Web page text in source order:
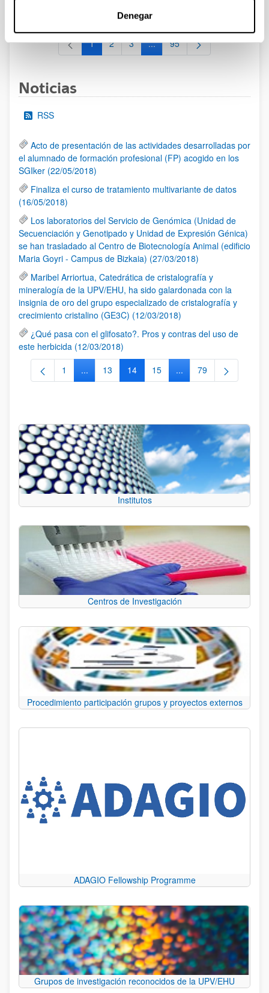
Denegar
Página
1 Página
2 Página
3 ...Páginas intermedias Use TAB
Página
95
Noticias
RSS
Acto de presentación de las actividades desarrolladas por
el alumnado de formación profesional (FP) acogido en los
SGIker (22/05/2018)
Finaliza el curso de tratamiento multivariante de datos
(16/05/2018)
Los laboratorios del Servicio de Genómica (Unidad de
Secuenciación y Genotipado y Unidad de Expresión Génica)
se han trasladado al Centro de Biotecnología Animal (edificio
Maria Goyri - Campus de Bizkaia) (27/03/2018)
Maribel Arriortua, Catedrática de cristalografía y
mineralogía de la UPV/EHU, ha sido galardonada con la
insignia de oro del grupo especializado de cristalografía y
crecimiento cristalino (GE3C) (12/03/2018)
¿Qué pasa con el glifosato?. Pros y contras del uso de
este herbicida (12/03/2018)
Página
1 ...Páginas intermedias Use TAB para desplazarse.
Página
13 Página
14 Página
15 ...Páginas intermedias
Página
79
Institutos
Centros de Investigación
Procedimiento participación grupos y proyectos externos
ADAGIO Fellowship Programme
Grupos de investigación reconocidos de la UPV/EHU